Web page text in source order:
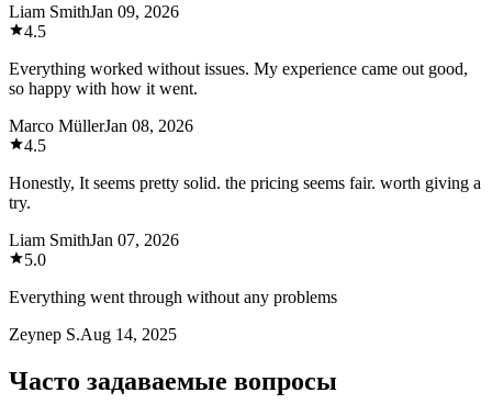
Liam SmithJan 09, 2026
4.5
Everything worked without issues. My experience came out good,
so happy with how it went.
Marco MüllerJan 08, 2026
4.5
Honestly, It seems pretty solid. the pricing seems fair. worth giving a
try.
Liam SmithJan 07, 2026
5.0
Everything went through without any problems
Zeynep S.Aug 14, 2025
Часто задаваемые вопросы